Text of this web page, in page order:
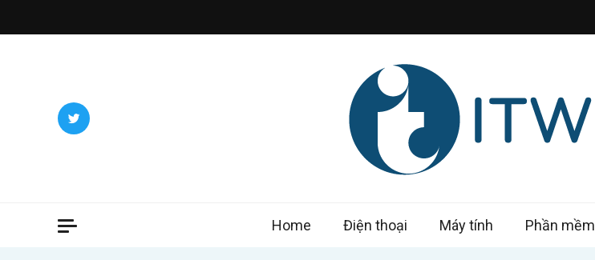
to
Home Điện thoại Máy tính Phần mềm